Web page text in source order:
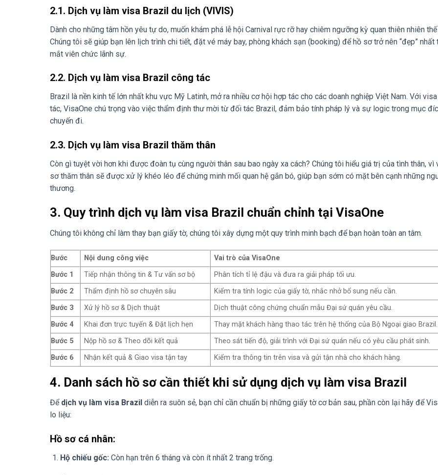
2.1. Dịch vụ làm visa Brazil du lịch (VIVIS)
Dành cho những tâm hồn yêu tự do, muốn khám phá lễ hội Carnival rực rỡ hay chiêm ngưỡng kỳ quan thiên nhiên
Chúng tôi sẽ giúp bạn lên lịch trình chi tiết, đặt vé máy bay, phòng khách sạn (booking) để hồ sơ trở nên “đẹp” nhất
mắt viên chức lãnh sự.
2.2. Dịch vụ làm visa Brazil công tác
Brazil là nền kinh tế lớn nhất khu vực Mỹ Latinh, mở ra nhiều cơ hội hợp tác cho các doanh nghiệp Việt Nam. Với
tác, VisaOne chú trọng vào việc thẩm định thư mời từ đối tác Brazil, đảm bảo tính pháp lý và sự logic trong mục
chuyến đi.
2.3. Dịch vụ làm visa Brazil thăm thân
Còn gì tuyệt vời hơn khi được đoàn tụ cùng người thân sau bao ngày xa cách? Chúng tôi hiểu giá trị của tình thân, vì
sơ thăm thân sẽ được xử lý khéo léo để chứng minh mối quan hệ gắn bó, giúp bạn sớm có mặt bên cạnh những
thương.
3. Quy trình dịch vụ làm visa Brazil chuẩn chỉnh tại VisaOne
Chúng tôi không chỉ làm thay bạn giấy tờ, chúng tôi xây dựng một quy trình minh bạch để bạn hoàn toàn an tâm.
Bước Nội dung công việc
Vai trò của VisaOne
Bước 1
Tiếp nhận thông tin & Tư vấn sơ bộ
Phân tích tỉ lệ đậu và đưa ra giải pháp tối ưu.
Bước 2
Thẩm định hồ sơ chuyên sâu
Kiểm tra tính logic của giấy tờ, nhắc nhở bổ sung nếu cần.
Bước 3
Xử lý hồ sơ & Dịch thuật
Dịch thuật công chứng chuẩn mẫu Đại sứ quán yêu cầu.
Bước 4
Khai đơn trực tuyến & Đặt lịch hẹn
Thay mặt khách hàng thao tác trên hệ thống của Bộ Ngoại giao Brazil.
Bước 5
Nộp hồ sơ & Theo dõi kết quả
Theo sát tiến độ, giải trình với Đại sứ quán nếu có yêu cầu phát sinh.
Bước 6
Nhận kết quả & Giao visa tận tay Kiểm tra thông tin trên visa và gửi tận nhà cho khách hàng.
4. Danh sách hồ sơ cần thiết khi sử dụng dịch vụ làm visa Brazil
Để dịch vụ làm visa Brazil diễn ra suôn sẻ, bạn chỉ cần chuẩn bị những giấy tờ cơ bản sau, phần còn lại hãy để
lo liệu:
Hồ sơ cá nhân:
Hộ chiếu gốc: Còn hạn trên 6 tháng và còn ít nhất 2 trang trống.